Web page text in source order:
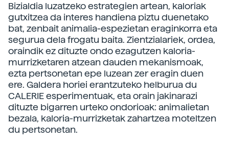
Bizialdia luzatzeko estrategien artean, kaloriak
gutxitzea da interes handiena piztu duenetako
bat, zenbait animalia-espezietan eraginkorra eta
segurua dela frogatu baita. Zientzialariek, ordea,
oraindik ez dituzte ondo ezagutzen kaloria-
murrizketaren atzean dauden mekanismoak,
ezta pertsonetan epe luzean zer eragin duen
ere. Galdera horiei erantzuteko helburua du
CALERIE esperimentuak, eta orain jakinarazi
dituzte bigarren urteko ondorioak: animalietan
bezala, kaloria-murrizketak zahartzea moteltzen
du pertsonetan.